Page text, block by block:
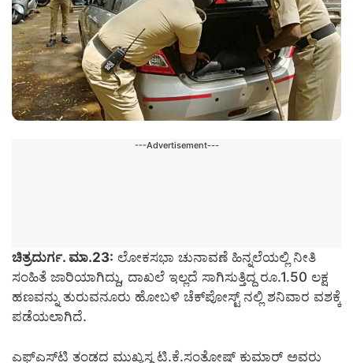
---Advertisement---
ಚಿತ್ರದುರ್ಗ. ಮಾ.23: ಲೋಕಸಭಾ ಚುನಾವಣೆ ಹಿನ್ನಲೆಯಲ್ಲಿ ನೀತಿ
ಸಂಹಿತೆ ಜಾರಿಯಾಗಿದ್ದು, ದಾಖಲೆ ಇಲ್ಲದೆ ಸಾಗಿಸುತ್ತಿದ್ದ ರೂ.1.50 ಲಕ್ಷ
ಹಣವನ್ನು ತುರುವನೂರು ಹೋಬಳಿ ಚೆಕ್‌ಪೋಸ್ಟ್ ನಲ್ಲಿ ಶನಿವಾರ ವಶಕ್ಕೆ
ಪಡೆಯಲಾಗಿದೆ.
ಎಫ್‍ಎಸ್‍ಟಿ ತಂಡದ ಮುಖ್ಯಸ್ಥ ಟಿ.ಕೆ.ಸಂತೋಷ್ ಕುಮಾರ್ ಅವರು